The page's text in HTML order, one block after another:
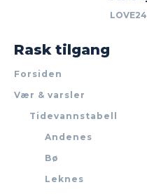
Rask tilgang
Forsiden
Vær & varsler
Tidevannstabell
Andenes
Bø
Leknes